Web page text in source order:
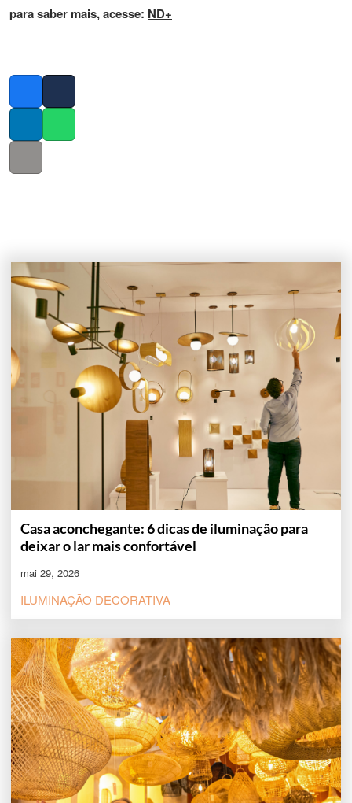
para saber mais, acesse: ND+
FacebookTwitter
LinkedInWhatsapp
Copy link
Casa aconchegante: 6 dicas de iluminação para
deixar o lar mais confortável
mai 29, 2026
ILUMINAÇÃO DECORATIVA